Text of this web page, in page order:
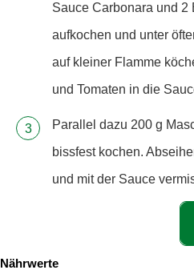
Sauce Carbonara und 2
aufkochen und unter
auf kleiner Flamme
und Tomaten in die
Parallel dazu 200 g
bissfest kochen.
und mit der Sauce
Nährwerte